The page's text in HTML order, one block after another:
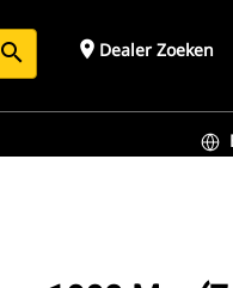
search place Dealer Zoeken